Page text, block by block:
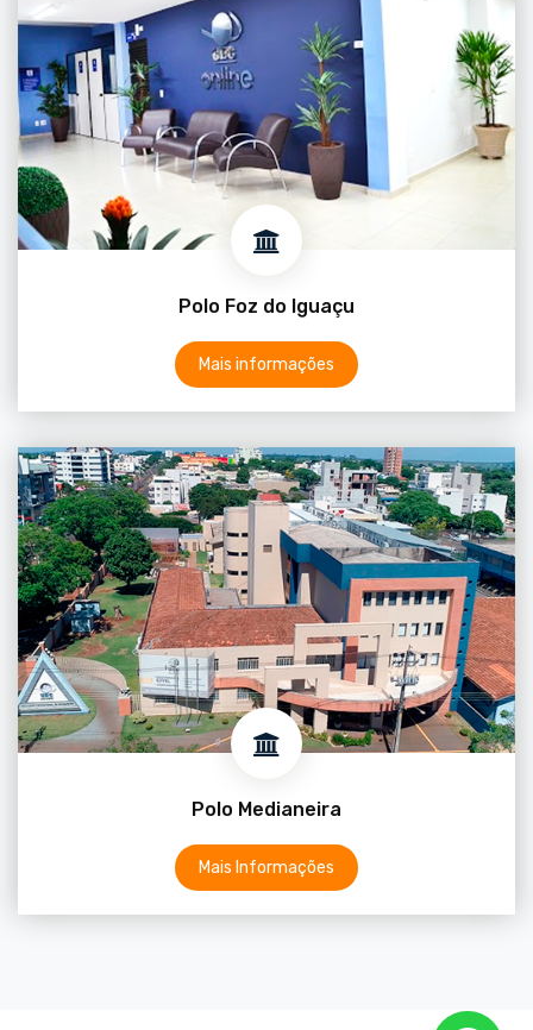
Polo Foz do Iguaçu
Mais informações
Polo Medianeira
Mais Informações